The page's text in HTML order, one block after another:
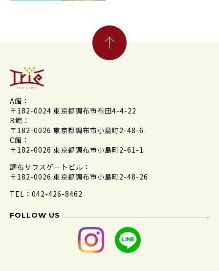
A館：
〒182-0024 東京都調布市布田4-4-22
B館：
〒182-0026 東京都調布市小島町2-48-6
C館：
〒182-0026 東京都調布市小島町2-61-1
調布サウスゲートビル：
〒182-0026 東京都調布市小島町2-48-26
TEL：042-426-8462
FOLLOW US